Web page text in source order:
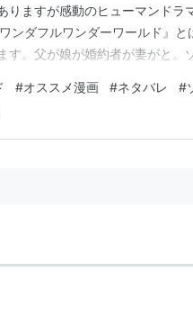
りますが感動のヒューマンドラ
ンダフルワンダーワールド』と
す。父が娘が婚約者が妻がと。
ゾンビは悪役ではないのでそも
ようになる人…
#オススメ漫画 #ネタバレ #